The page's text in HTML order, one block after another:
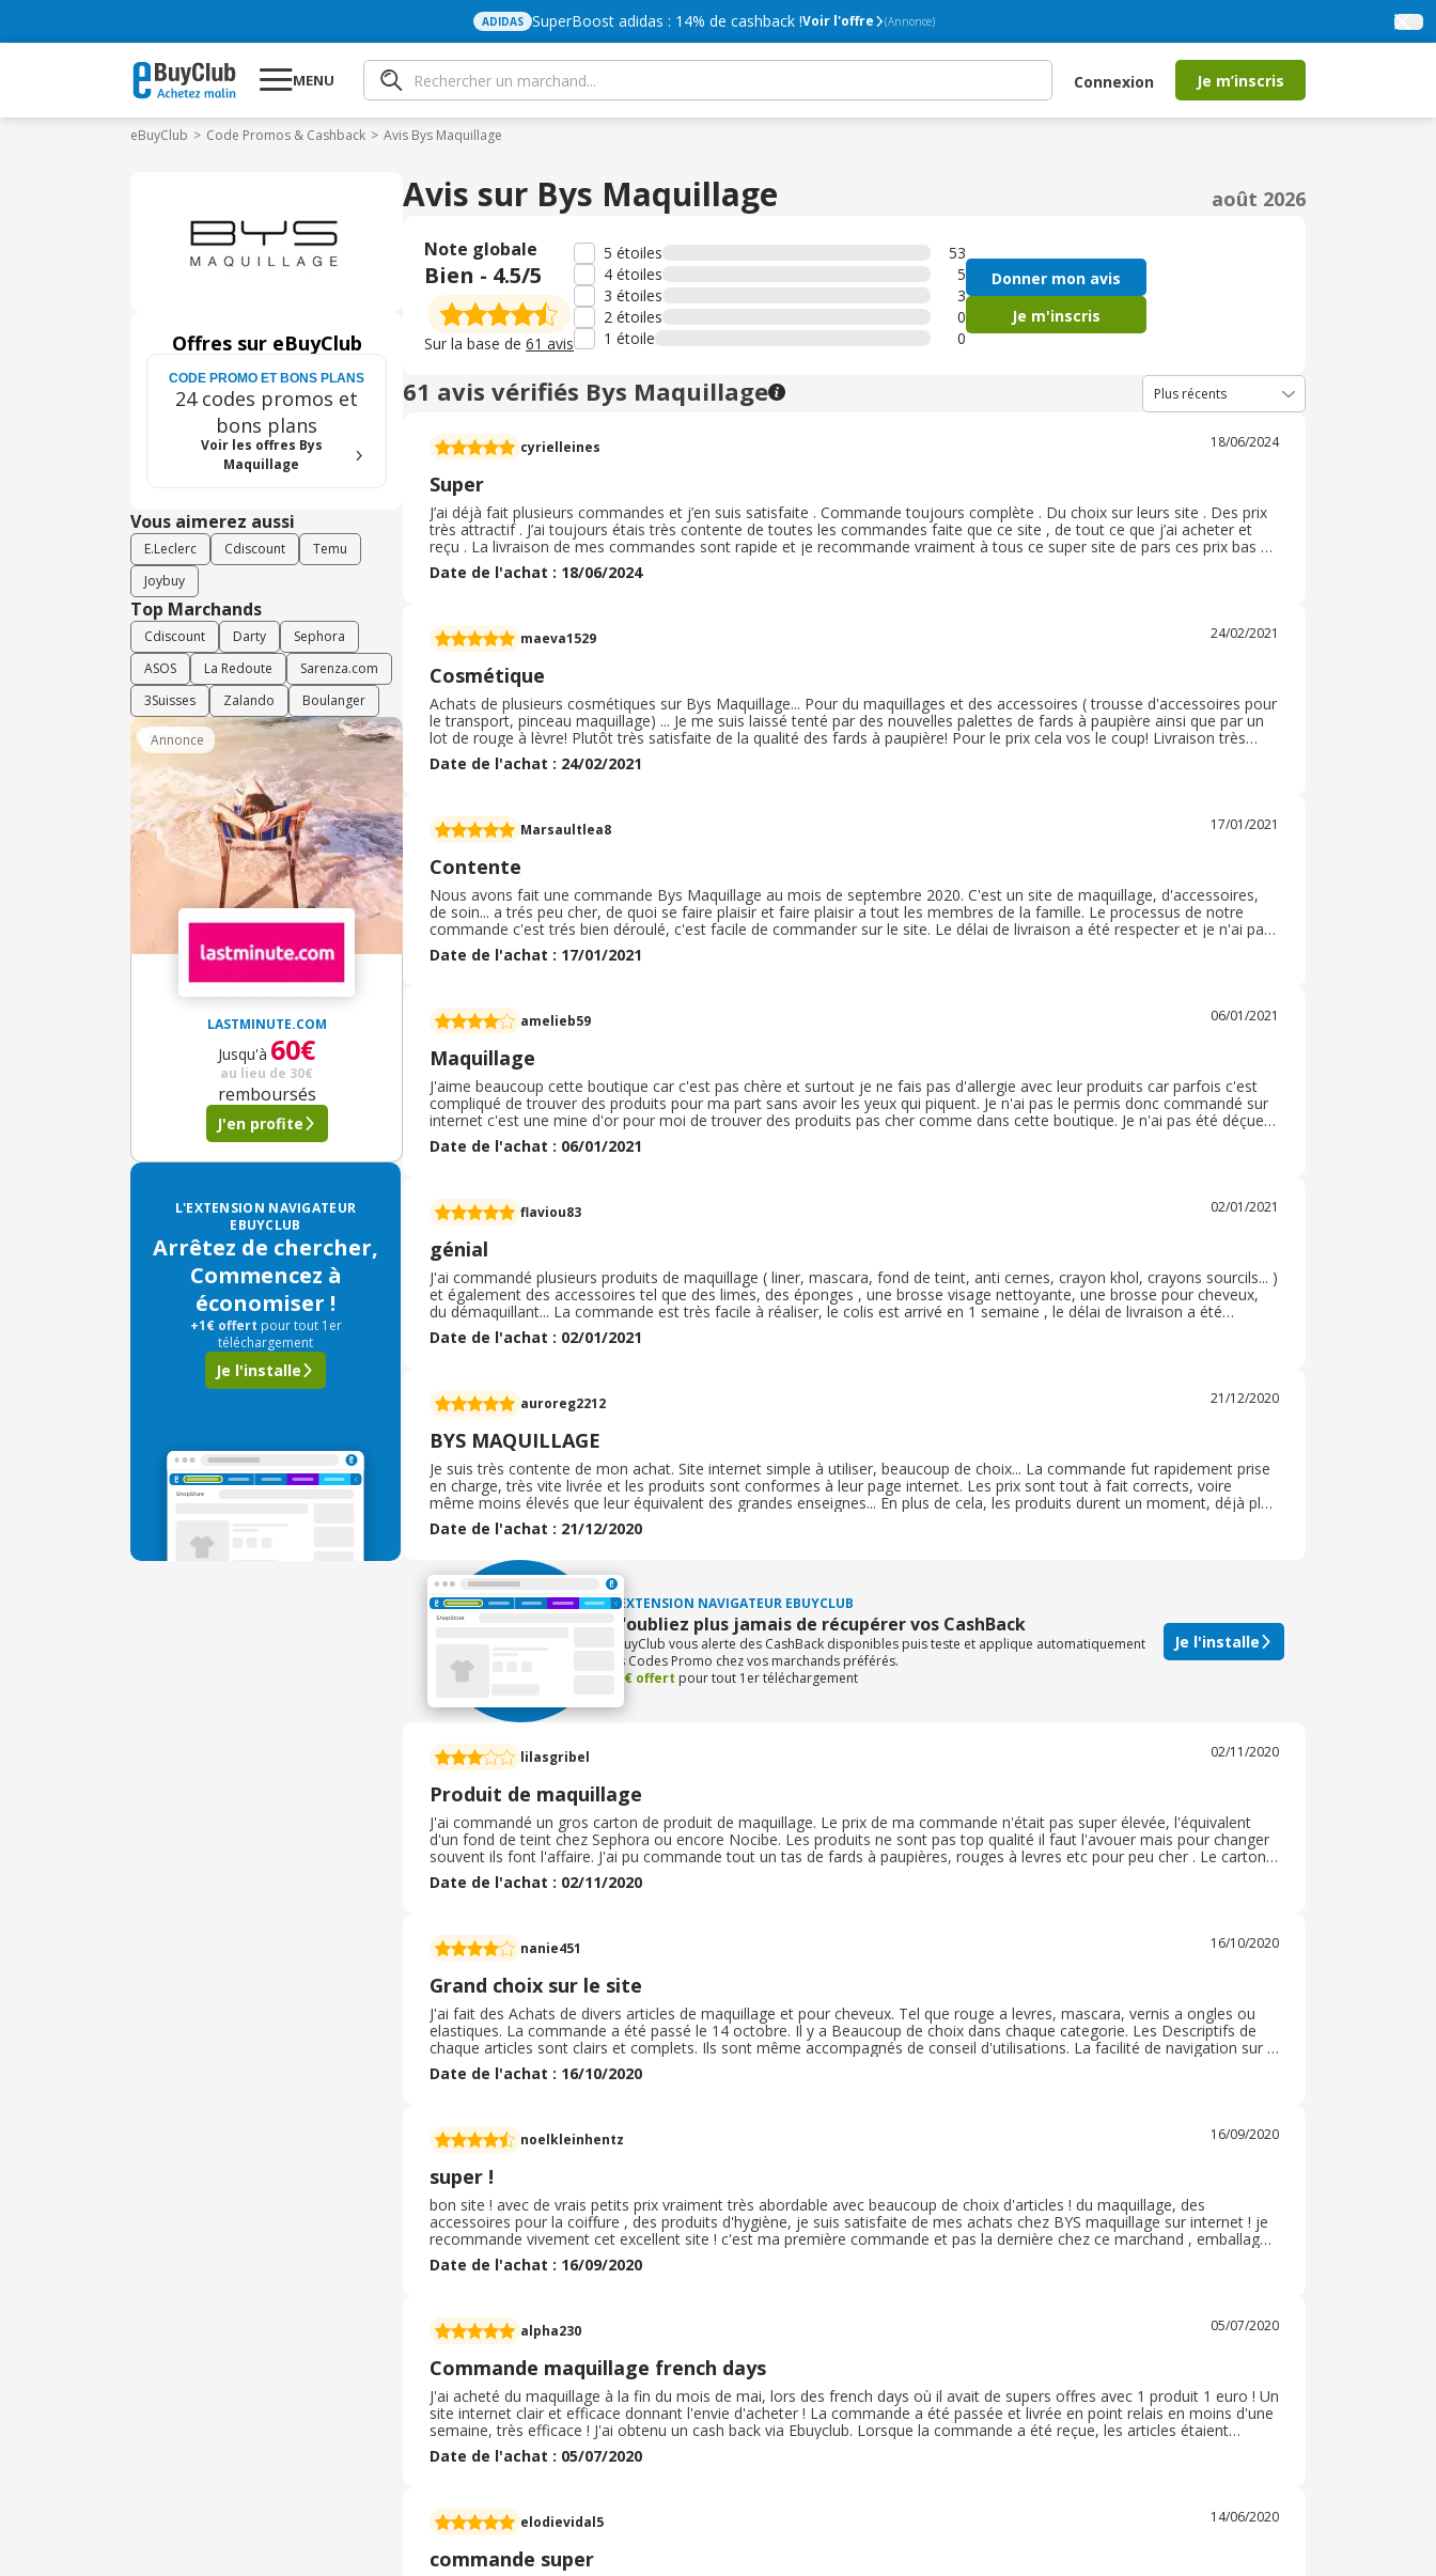
ADIDAS SuperBoost adidas : 14% de cashback !Voir l'offre (Annonce)
MENU Connexion Je m’inscris
eBuyClub Code Promos & Cashback Avis Bys Maquillage
Offres sur eBuyClub
CODE PROMO ET BONS PLANS
24 codes promos et
bons plans
Voir les offres Bys
Maquillage
Vous aimerez aussi
E.Leclerc Cdiscount
Temu
Joybuy
Top Marchands
Cdiscount Darty
Sephora
ASOS
La Redoute
Sarenza.com
3Suisses
Zalando Boulanger
LASTMINUTE.COM
Jusqu'à 60€
au lieu de 30€
remboursés
J'en profite
Annonce
L'EXTENSION NAVIGATEUR
EBUYCLUB
Arrêtez de chercher,
Commencez à
économiser !
+1€ offert pour tout 1er
téléchargement
Je l'installe
Avis sur Bys Maquillage août 2026
Note globale
Bien - 4.5/5
Sur la base de 61 avis
5 étoiles
53
4 étoiles
5
3 étoiles
3
2 étoiles
0
1 étoile
0
Donner mon avis
Je m'inscris
61 avis vérifiés Bys Maquillage
cyrielleines 18/06/2024
Super
J’ai déjà fait plusieurs commandes et j’en suis satisfaite . Commande toujours complète . Du choix sur leurs site . Des prix
très attractif . J’ai toujours étais très contente de toutes les commandes faite que ce site , de tout ce que j’ai acheter et
reçu . La livraison de mes commandes sont rapide et je recommande vraiment à tous ce super site de pars ces prix bas et
tout les choix disponible. Très ravie à chaque fois . Je recommanderai avec grand plaisir sur Bys Maquillage et vraiment
j’adore .
Date de l'achat : 18/06/2024
maeva1529 24/02/2021
Cosmétique
Achats de plusieurs cosmétiques sur Bys Maquillage... Pour du maquillages et des accessoires ( trousse d'accessoires pour
le transport, pinceau maquillage) ... Je me suis laissé tenté par des nouvelles palettes de fards à paupière ainsi que par un
lot de rouge à lèvre! Plutôt très satisfaite de la qualité des fards à paupière! Pour le prix cela vos le coup! Livraison très
rapide! Je suis vraiment contente de ma commande, je me suis fait plaisir avec un bon jolie lot de cosmétique pour un prix
qui reste tout à fait raisonnable, et la qualité des produits ont l'air top ! Je recommande!
Date de l'achat : 24/02/2021
Marsaultlea8 17/01/2021
Contente
Nous avons fait une commande Bys Maquillage au mois de septembre 2020. C'est un site de maquillage, d'accessoires,
de soin... a trés peu cher, de quoi se faire plaisir et faire plaisir a tout les membres de la famille. Le processus de notre
commande c'est trés bien déroulé, c'est facile de commander sur le site. Le délai de livraison a été respecter et je n'ai pas
eu besoin de retourner ma commande car tout était comme décris sur le site. J'ai pu même bénéficier d'une petit cashback
qui fait toujours plaisir
Date de l'achat : 17/01/2021
amelieb59 06/01/2021
Maquillage
J'aime beaucoup cette boutique car c'est pas chère et surtout je ne fais pas d'allergie avec leur produits car parfois c'est
compliqué de trouver des produits pour ma part sans avoir les yeux qui piquent. Je n'ai pas le permis donc commandé sur
internet c'est une mine d'or pour moi de trouver des produits pas cher comme dans cette boutique. Je n'ai pas été déçue
de leurs produits. Je ne commande pas souvent. Mais ils sont top. Aucun soucis de livraison pour ma part. Un très bon
rapport qualité/prix. Pas eu besoin de faire retour de commande car j'ai eu aucune erreur. Aucune réclamation de faite car
Date de l'achat : 06/01/2021
flaviou83 02/01/2021
génial
J'ai commandé plusieurs produits de maquillage ( liner, mascara, fond de teint, anti cernes, crayon khol, crayons sourcils... )
et également des accessoires tel que des limes, des éponges , une brosse visage nettoyante, une brosse pour cheveux,
du démaquillant... La commande est très facile à réaliser, le colis est arrivé en 1 semaine , le délai de livraison a été
respecté... . . Emballage soigné et correct... . . Produits non testés sur les animaux et vraiment pas chers... La plupart des
produits étaient à 1€, de quoi se faire plaisir.
Date de l'achat : 02/01/2021
auroreg2212 21/12/2020
BYS MAQUILLAGE
Je suis très contente de mon achat. Site internet simple à utiliser, beaucoup de choix... La commande fut rapidement prise
en charge, très vite livrée et les produits sont conformes à leur page internet. Les prix sont tout à fait corrects, voire
même moins élevés que leur équivalent des grandes enseignes... En plus de cela, les produits durent un moment, déjà plus
de 2 mois d'utilisation pour moi et des flacons toujours plein ! Enfin, le cash back a été très rapidement validé ! Donc rien à
redire, je recommande vivement ce magasin !
Date de l'achat : 21/12/2020
L'EXTENSION NAVIGATEUR EBUYCLUB
N'oubliez plus jamais de récupérer vos CashBack
eBuyClub vous alerte des CashBack disponibles puis teste et applique automatiquement
les Codes Promo chez vos marchands préférés.
+1€ offert pour tout 1er téléchargement
Je l'installe
lilasgribel 02/11/2020
Produit de maquillage
J'ai commandé un gros carton de produit de maquillage. Le prix de ma commande n'était pas super élevée, l'équivalent
d'un fond de teint chez Sephora ou encore Nocibe. Les produits ne sont pas top qualité il faut l'avouer mais pour changer
souvent ils font l'affaire. J'ai pu commande tout un tas de fards à paupières, rouges à levres etc pour peu cher . Le carton
d'emballage était correct . Cependant, je trouve personnellement que la livraison a été assez longue. J'ai failli me retrouver
coincée car une partie de ma commande était pour un anniversaire.
Date de l'achat : 02/11/2020
nanie451 16/10/2020
Grand choix sur le site
J'ai fait des Achats de divers articles de maquillage et pour cheveux. Tel que rouge a levres, mascara, vernis a ongles ou
elastiques. La commande a été passé le 14 octobre. Il y a Beaucoup de choix dans chaque categorie. Les Descriptifs de
chaque articles sont clairs et complets. Ils sont même accompagnés de conseil d'utilisations. La facilité de navigation sur le
site est très bien faite, les infos sont claires, les mails de confirmation de commande sont rapide et clair. L'annonce de la
livraison est rapide.
Date de l'achat : 16/10/2020
noelkleinhentz 16/09/2020
super !
bon site ! avec de vrais petits prix vraiment très abordable avec beaucoup de choix d'articles ! du maquillage, des
accessoires pour la coiffure , des produits d'hygiène, je suis satisfaite de mes achats chez BYS maquillage sur internet ! je
recommande vivement cet excellent site ! c'est ma première commande et pas la dernière chez ce marchand , emballage
et livraison bien et rapide ! et en passant par Ebuyclub j'ai reçu encore en plus du casback ! les articles que j'ai reçu était
conformes a ce que j'avais commandé ! super !
Date de l'achat : 16/09/2020
alpha230 05/07/2020
Commande maquillage french days
J'ai acheté du maquillage à la fin du mois de mai, lors des french days où il avait de supers offres avec 1 produit 1 euro ! Un
site internet clair et efficace donnant l'envie d'acheter ! La commande a été passée et livrée en point relais en moins d'une
semaine, très efficace ! J'ai obtenu un cash back via Ebuyclub. Lorsque la commande a été reçue, les articles étaient
emballés individuellement avec un récapitulatif de commande très utile. En résumé, de supers produits à un prix imbattable
! Mon seul regret est la taille des produits, pas assez de quantité mais pour le prix ( 1€ par article) , ce n'est pas un
Date de l'achat : 05/07/2020
elodievidal5 14/06/2020
commande super